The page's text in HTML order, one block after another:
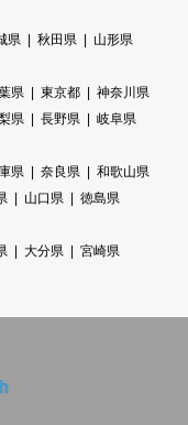
県 秋田県
山形県
県 東京都
神奈川県
県 長野県
岐阜県
県 奈良県
和歌山県
山口県
徳島県
大分県
宮崎県